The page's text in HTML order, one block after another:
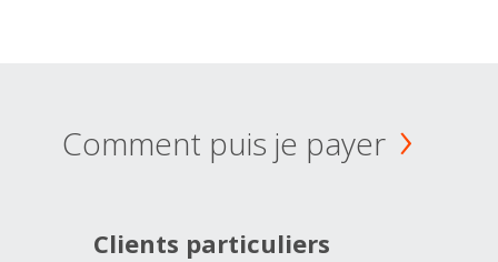
Comment puis je payer
Clients particuliers